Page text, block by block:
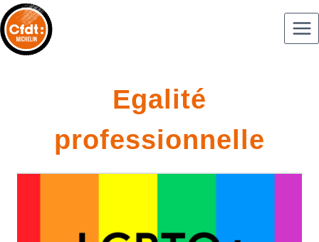
Egalité
professionnelle